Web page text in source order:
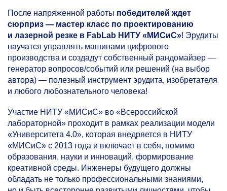
После напряженной работы победителей ждет
сюрприз — мастер класс по проектированию
и лазерной резке в FabLab НИТУ «МИСиС»! Эрудиты
научатся управлять машинами цифрового
производства и создадут собственный рандомайзер —
генератор вопросов/событий или решений (на выбор
автора) — полезный инструмент эрудита, изобретателя
и любого любознательного человека!
Участие НИТУ «МИСиС» во «Всероссийской
лабораторной» проходит в рамках реализации модели
«Университета 4.0», которая внедряется в НИТУ
«МИСиС» с 2013 года и включает в себя, помимо
образования, науки и инноваций, формирование
креативной среды. Инженеры будущего должны
обладать не только профессиональными знаниями,